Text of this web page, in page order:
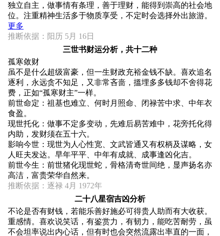
独立自主，做事情有条理，善于理财，能得到崇高的社会地
位。注重精神生活多于物质享受，不定时会选择外出旅游。
更多
推断依据：阳历 5月 16日
三世书财运分析，共十二种
孤寒敛财
虽不是什么超级富豪，但一生财政充裕金钱不缺。喜欢追名
逐利，永远贪不知足，又非常吝啬，搵埋多多钱却不舍得花
费，正如“孤寒财主”一样。
前世命定：祖基也难立、何时月照命、闭禄苦中求、中年衣
食盈。
现世托化：做事不定多变动，先难后易苦难中，花旁托化得
内助，发财须在五十六。
影响今世：现世为人心性宽、文武皆通又有权柄及谋略，女
人旺夫发达。早年平平、中年有成就、成事逢凶化吉。
前世今生：前世猪化现世蛇，骨格清奇世间绝，显声扬名亦
高洁，富贵荣华自然来。
推断依据：逐禄 4月 1972年
二十八星宿吉凶分析
不论是否有财钱，若能乐善好施必可得贵人助而有大收获。
重感情。喜欢说笑话，有鉴赏力，有韧力，能吃苦耐劳，虽
不会坦率说出内心话，但有时也会突然流露出率直的一面，